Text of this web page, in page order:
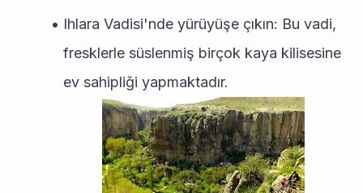
Ihlara Vadisi'nde yürüyüşe çıkın: Bu vadi,
fresklerle süslenmiş birçok kaya kilisesine
ev sahipliği yapmaktadır.